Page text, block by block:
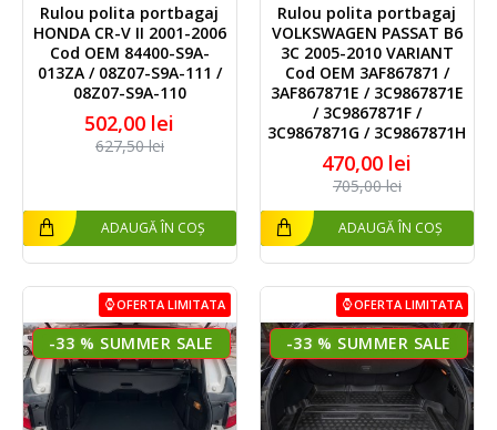
Rulou polita portbagaj
HONDA CR-V II 2001-2006
Cod OEM 84400-S9A-
013ZA / 08Z07-S9A-111 /
08Z07-S9A-110
502,00 lei
627,50 lei
ADAUGĂ ÎN COȘ
Rulou polita portbagaj
VOLKSWAGEN PASSAT B6
3C 2005-2010 VARIANT
Cod OEM 3AF867871 /
3AF867871E / 3C9867871E
/ 3C9867871F /
3C9867871G / 3C9867871H
470,00 lei
705,00 lei
ADAUGĂ ÎN COȘ
OFERTA LIMITATA
-33 %
OFERTA LIMITATA
-33 %